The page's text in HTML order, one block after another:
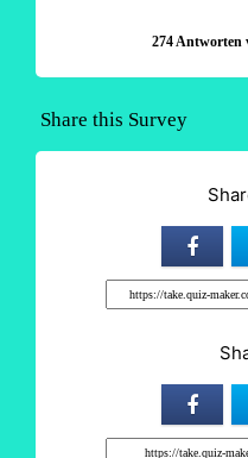
274 Antworten
Share this Survey